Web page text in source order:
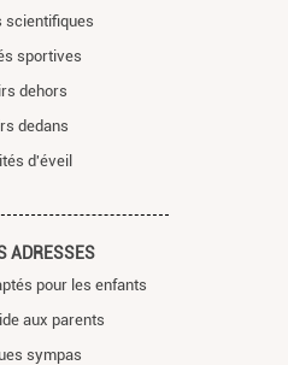
scientifiques
sportives
dehors
dedans
d'éveil
ADRESSES
pour les enfants
aux parents
sympas